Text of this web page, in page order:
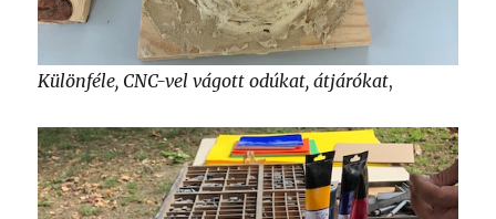
Különféle, CNC-vel vágott odúkat, átjárókat,